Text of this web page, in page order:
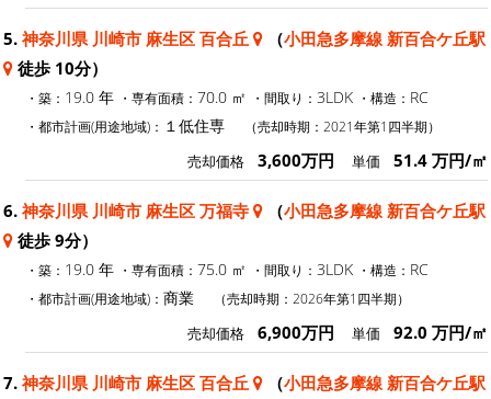
5. 神奈川県 川崎市 麻生区 百合丘 （小田急多摩線 新百合ケ丘駅
徒歩 10分）
・築： 19.0 年 ・専有面積： 70.0 ㎡ ・間取り： 3LDK ・構造： RC
・都市計画(用途地域)： １低住専 （売却時期：2021年第1四半期）
売却価格 3,600万円 単価 51.4 万円/㎡
6. 神奈川県 川崎市 麻生区 万福寺 （小田急多摩線 新百合ケ丘駅
徒歩 9分）
・築： 19.0 年 ・専有面積： 75.0 ㎡ ・間取り： 3LDK ・構造： RC
・都市計画(用途地域)： 商業 （売却時期：2026年第1四半期）
売却価格 6,900万円 単価 92.0 万円/㎡
7. 神奈川県 川崎市 麻生区 百合丘 （小田急多摩線 新百合ケ丘駅